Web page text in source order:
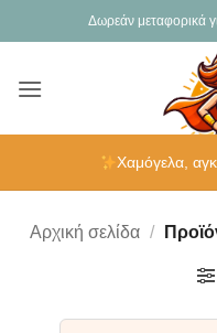
στο
Δωρεάν μεταφορικά
Χαμόγελα,
Αρχική σελίδα /